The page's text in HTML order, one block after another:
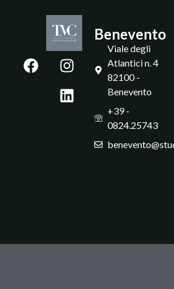
Benevento
Viale degli
Atlantici n. 4
82100 -
Benevento
+39 -
0824.25743